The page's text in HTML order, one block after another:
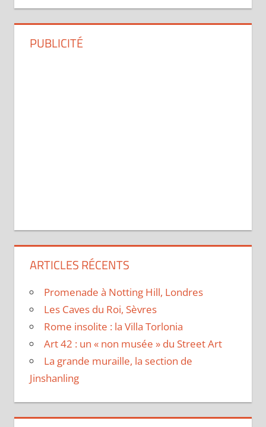
PUBLICITÉ
ARTICLES RÉCENTS
Promenade à Notting Hill, Londres
Les Caves du Roi, Sèvres
Rome insolite : la Villa Torlonia
Art 42 : un « non musée » du Street Art
La grande muraille, la section de
Jinshanling